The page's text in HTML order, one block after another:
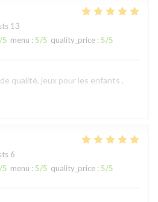
13
/5 menu : 5/5 quality_price : 5/5
qualité, jeux pour les enfants ,
6
/5 menu : 5/5 quality_price : 5/5